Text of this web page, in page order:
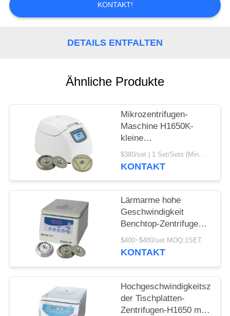
VR
KONTAKT!
DETAILS ENTFALTEN
Ähnliche Produkte
Mikrozentrifugen-
Maschine H1650K-
kleine
Maschine Benchtop
$380/set | 1 Set/Sets (Min. Order) MOQ:1set
KONTAKT
Lärmarme hohe
Geschwindigkeit
Benchtop-Zentrifugen-
H1650-W für klinisches
Krankenhaus
$400~$480/set MOQ:1SET
KONTAKT
der Tischplatten-
Zentrifugen-H1650 mit